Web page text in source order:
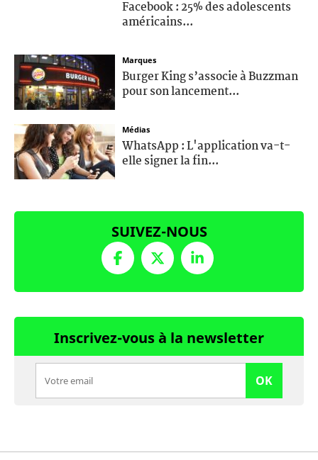
Facebook : 25% des adolescents
américains...
Marques
Burger King s’associe à Buzzman
pour son lancement...
Médias
WhatsApp : L'application va-t-
elle signer la fin...
SUIVEZ-NOUS
Inscrivez-vous à la newsletter
OK